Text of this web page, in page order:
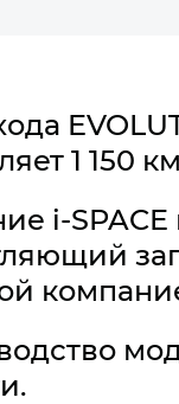
1 150
i‑SPACE